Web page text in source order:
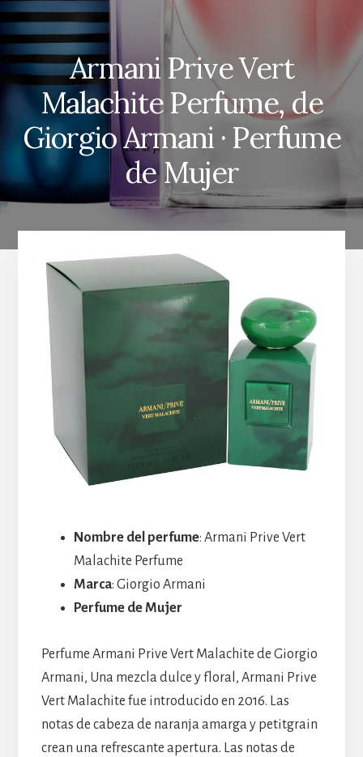
Armani Prive Vert
Malachite Perfume, de
Giorgio Armani · Perfume
de Mujer
Nombre del perfume: Armani Prive Vert
Malachite Perfume
Marca: Giorgio Armani
Perfume de Mujer
Perfume Armani Prive Vert Malachite de Giorgio
Armani, Una mezcla dulce y floral, Armani Prive
Vert Malachite fue introducido en 2016. Las
notas de cabeza de naranja amarga y petitgrain
crean una refrescante apertura. Las notas de